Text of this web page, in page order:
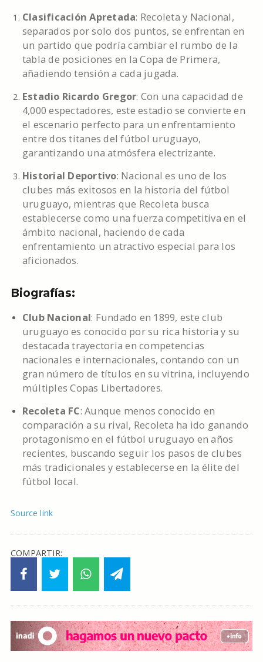
Clasificación Apretada: Recoleta y Nacional,
separados por solo dos puntos, se enfrentan en
un partido que podría cambiar el rumbo de la
tabla de posiciones en la Copa de Primera,
añadiendo tensión a cada jugada.
Estadio Ricardo Gregor: Con una capacidad de
4,000 espectadores, este estadio se convierte en
el escenario perfecto para un enfrentamiento
entre dos titanes del fútbol uruguayo,
garantizando una atmósfera electrizante.
Historial Deportivo: Nacional es uno de los
clubes más exitosos en la historia del fútbol
uruguayo, mientras que Recoleta busca
establecerse como una fuerza competitiva en el
ámbito nacional, haciendo de cada
enfrentamiento un atractivo especial para los
aficionados.
Biografías:
Club Nacional: Fundado en 1899, este club
uruguayo es conocido por su rica historia y su
destacada trayectoria en competencias
nacionales e internacionales, contando con un
gran número de títulos en su vitrina, incluyendo
múltiples Copas Libertadores.
Recoleta FC: Aunque menos conocido en
comparación a su rival, Recoleta ha ido ganando
protagonismo en el fútbol uruguayo en años
recientes, buscando seguir los pasos de clubes
más tradicionales y establecerse en la élite del
fútbol local.
Source link
COMPARTIR: